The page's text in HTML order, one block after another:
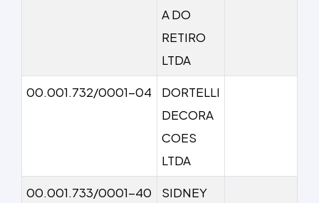
A DO
RETIRO
LTDA
00.001.732/0001-04
DORTELLI
DECORA
COES
LTDA
00.001.733/0001-40
SIDNEY